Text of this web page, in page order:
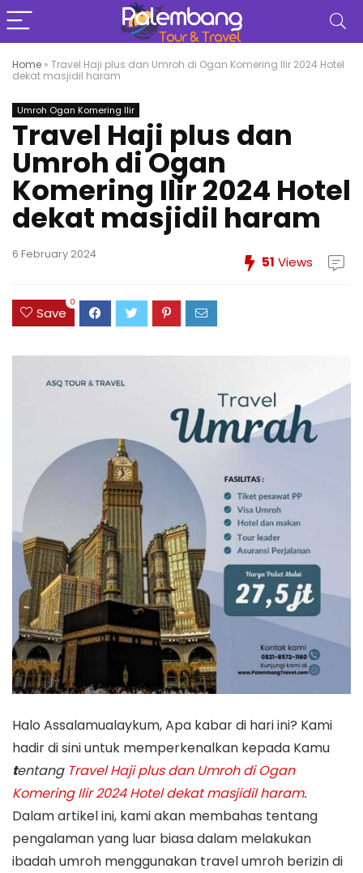
Home » Travel Haji plus dan Umroh di Ogan Komering Ilir 2024 Hotel
dekat masjidil haram
Umroh Ogan Komering Ilir
Travel Haji plus dan
Umroh di Ogan
Komering Ilir 2024 Hotel
dekat masjidil haram
6 February 2024 51 Views
Save
0
Halo Assalamualaykum, Apa kabar di hari ini? Kami
hadir di sini untuk memperkenalkan kepada Kamu
tentang Travel Haji plus dan Umroh di Ogan
Komering Ilir 2024 Hotel dekat masjidil haram.
Dalam artikel ini, kami akan membahas tentang
pengalaman yang luar biasa dalam melakukan
ibadah umroh menggunakan travel umroh berizin di